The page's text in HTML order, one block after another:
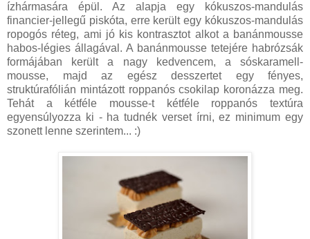
ízhármasára épül. Az alapja egy kókuszos-mandulás
financier-jellegű piskóta, erre került egy kókuszos-mandulás
ropogós réteg, ami jó kis kontrasztot alkot a banánmousse
habos-légies állagával. A banánmousse tetejére habrózsák
formájában került a nagy kedvencem, a sóskaramell-
mousse, majd az egész desszertet egy fényes,
struktúrafólián mintázott roppanós csokilap koronázza meg.
Tehát a kétféle mousse-t kétféle roppanós textúra
egyensúlyozza ki - ha tudnék verset írni, ez minimum egy
szonett lenne szerintem... :)